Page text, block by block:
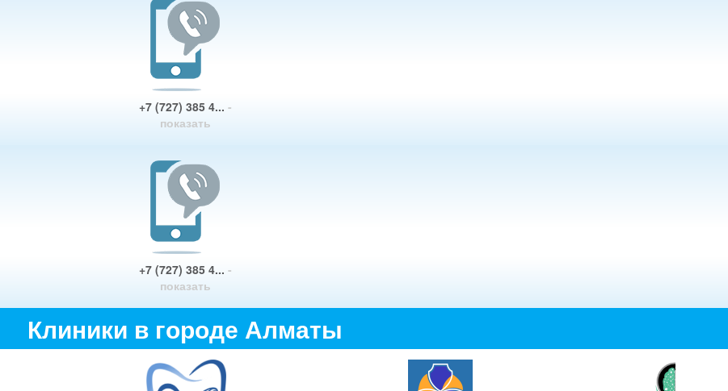
+7 (727) 385 4... -
показать
+7 (727) 385 4... -
показать
Клиники в городе Алматы